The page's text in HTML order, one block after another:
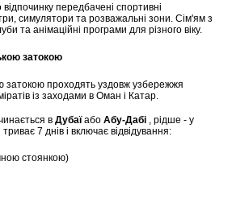
передбачені спортивні
симулятори та розважальні зони. Сім'ям з
та анімаційні програми для різного віку.
затокою
затокою проходять уздовж узбережжя
із заходами в Оман і Катар.
в Дубаїабо Абу-Дабі , рідше - у
7 днів і включає відвідування:
стоянкою)